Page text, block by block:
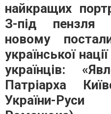
найкращих
З-під пензля
новому
української
українців:
Патріарха
України-